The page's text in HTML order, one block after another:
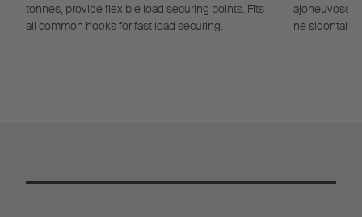
tonnes, provide flexible load securing points. Fits
all common hooks for fast load securing.
ajoneuvossa
ne